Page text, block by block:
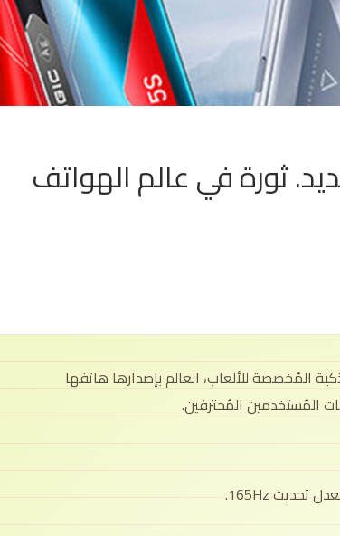
ثورة في عالم الهواتف
المُخصصة للألعاب، العالم بإصدارها هاتفها
المُستخدمين المُحترفين.